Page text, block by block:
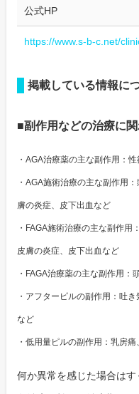
公式HP
https://www.s-b-c.net/
掲載している情報に
■副作用などの治療に
・AGA治療薬の主な副作用：
・AGA施術治療の主な副作用
膚の炎症、皮下出血など
・FAGA施術治療の主な副作用
皮膚の炎症、皮下出血など
・FAGA治療薬の主な副作用
・アフターピルの副作用：吐
など
・低用量ピルの副作用：乳房
何か異常を感じた場合はす